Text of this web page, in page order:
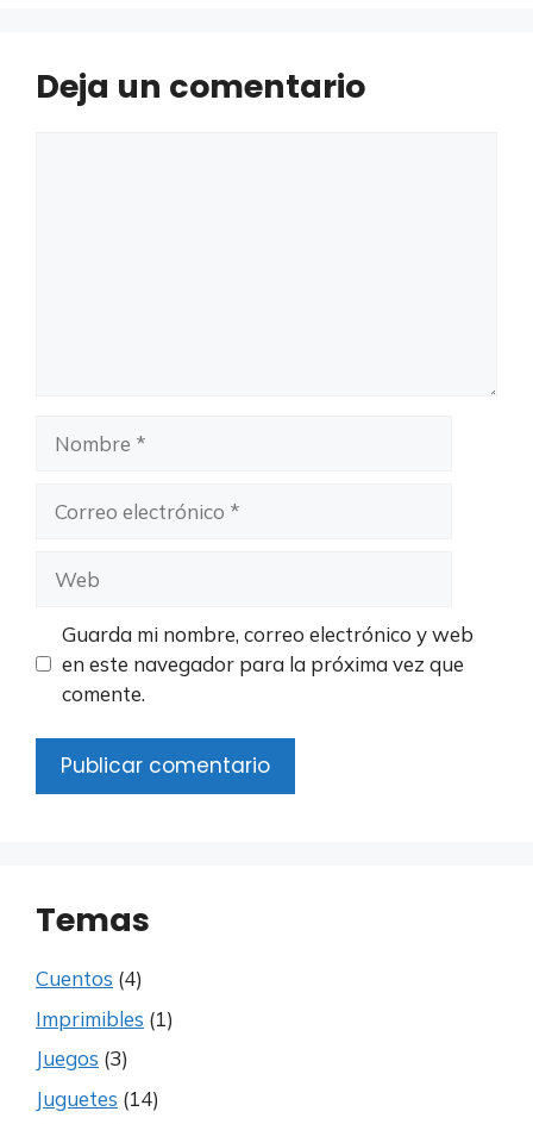
Deja un comentario
electrónico
Guarda mi nombre, correo electrónico y web
en este navegador para la próxima vez que
comente.
Temas
Cuentos (4)
Imprimibles (1)
Juegos (3)
Juguetes (14)